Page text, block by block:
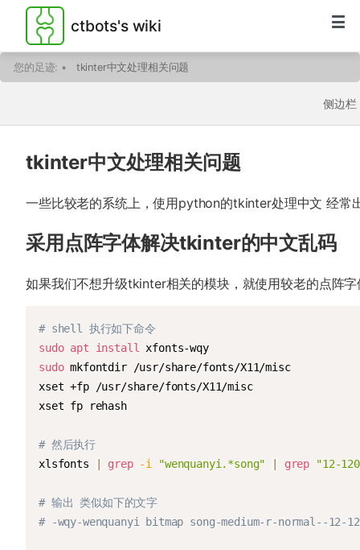
ctbots's wiki
您的足迹: • tkinter中文处理相关问题
侧边栏
tkinter中文处理相关问题
一些比较老的系统上，使用python的tkinter处理中文 经常
采用点阵字体解决tkinter的中文乱码
如果我们不想升级tkinter相关的模块，就使用较老的点阵字
# shell 执行如下命令
sudo apt install
xfonts-wqy
sudo mkfontdir /usr/share/fonts/X11/misc
xset +fp /usr/share/fonts/X11/misc
xset fp rehash
# 然后执行
xlsfonts
grep -i "wenquanyi.*song" grep "12-
# 输出 类似如下的文字
# -wqy-wenquanyi bitmap song-medium-r-normal--12-